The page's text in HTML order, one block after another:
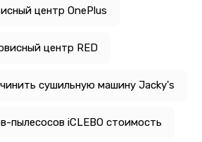
центр OnePlus
центр RED
сушильную машину Jacky's
пылесосов iCLEBO стоимость